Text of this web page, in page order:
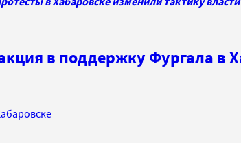
в поддержку Фургала в